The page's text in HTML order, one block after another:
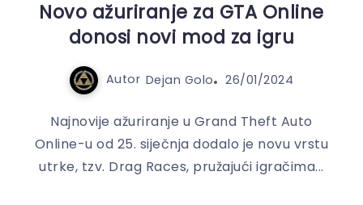
Novo ažuriranje za GTA Online
donosi novi mod za igru
Autor Dejan Golo 26/01/2024
Najnovije ažuriranje u Grand Theft Auto
Online-u od 25. siječnja dodalo je novu vrstu
utrke, tzv. Drag Races, pružajući igračima...